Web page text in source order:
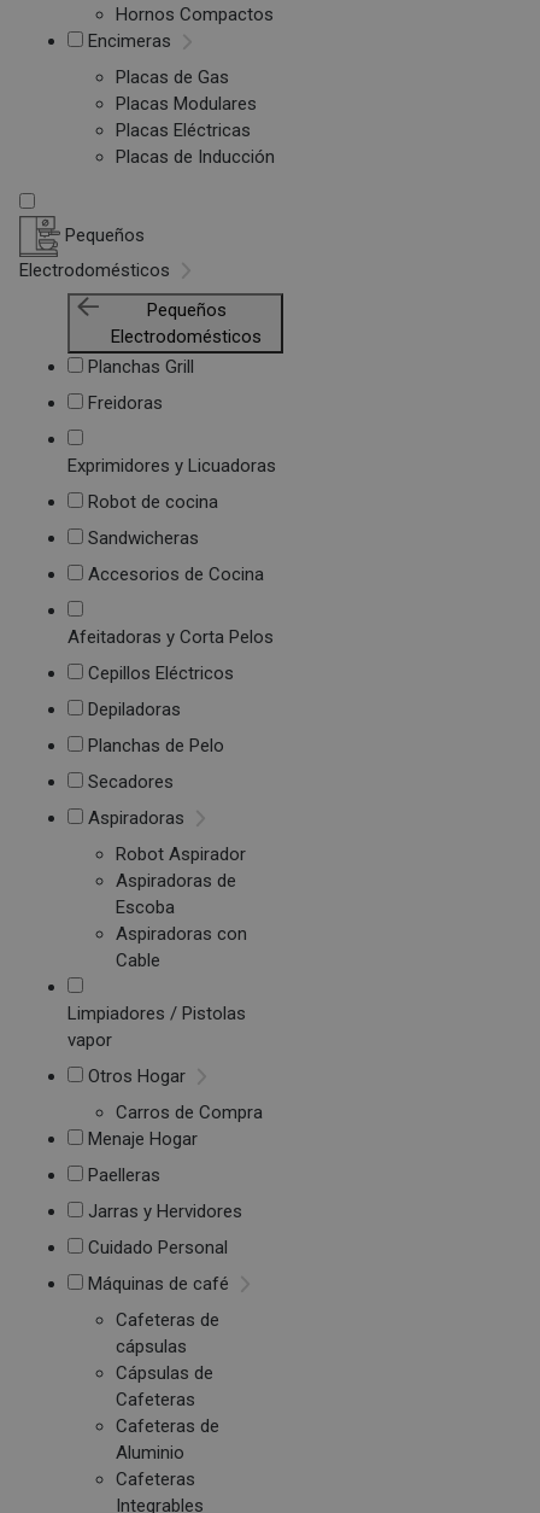
Hornos Compactos
Encimeras
Placas de Gas
Placas Modulares
Placas Eléctricas
Placas de Inducción
Pequeños
Electrodomésticos
Pequeños
Electrodomésticos
Planchas Grill
Freidoras
Exprimidores y Licuadoras
Robot de cocina
Sandwicheras
Accesorios de Cocina
Afeitadoras y Corta Pelos
Cepillos Eléctricos
Depiladoras
Planchas de Pelo
Secadores
Aspiradoras
Robot Aspirador
Aspiradoras de
Escoba
Aspiradoras con
Cable
Limpiadores / Pistolas
vapor
Otros Hogar
Carros de Compra
Menaje Hogar
Paelleras
Jarras y Hervidores
Cuidado Personal
Máquinas de café
Cafeteras de
cápsulas
Cápsulas de
Cafeteras
Cafeteras de
Aluminio
Cafeteras
Integrables